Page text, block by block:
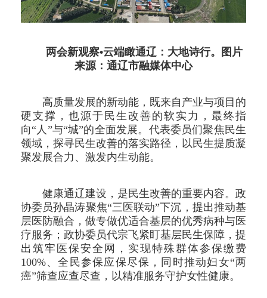
两会新观察•云端瞰通辽：大地诗行。图片
来源：通辽市融媒体中心
高质量发展的新动能，既来自产业与项目的
硬支撑，也源于民生改善的软实力，最终指
向“人”与“城”的全面发展。代表委员们聚焦民生
领域，探寻民生改善的落实路径，以民生提质凝
聚发展合力、激发内生动能。
健康通辽建设，是民生改善的重要内容。政
协委员孙晶涛聚焦“三医联动”下沉，提出推动基
层医防融合，做专做优适合基层的优秀病种与医
疗服务；政协委员代宗飞紧盯基层民生保障，提
出筑牢医保安全网，实现特殊群体参保缴费
100%、全民参保应保尽保，同时推动妇女“两
癌”筛查应查尽查，以精准服务守护女性健康。